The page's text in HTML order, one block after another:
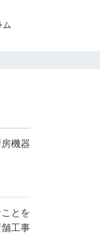
ム
機器
とを
工事